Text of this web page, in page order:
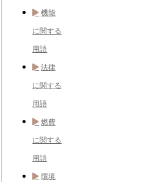
機能
に関する
用語
法律
に関する
用語
燃費
に関する
用語
環境